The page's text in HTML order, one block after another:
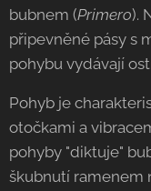
bubnem (Primero).
připevněné pásy s
pohybu vydávají
Pohyb je
otočkami a
pohyby "diktuje"
škubnutí ramenem